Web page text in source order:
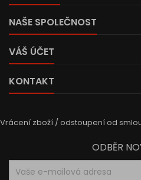
NAŠE SPOLEČNOST
VÁŠ ÚČET
KONTAKT
Vrácení zboží / odstoupení od
ODBĚR